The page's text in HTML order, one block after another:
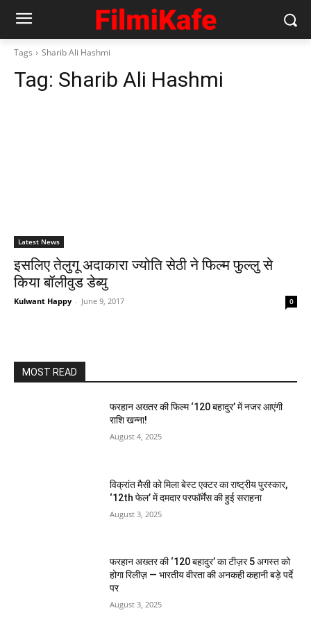
Tags Sharib Ali Hashmi
Tag: Sharib Ali Hashmi
Latest News
इसलिए तेलुगू अदाकारा ज्‍योति सेठी ने फिल्‍म फुल्‍लु से
किया बॉलीवुड डेब्‍यु
Kulwant Happy - June 9, 2017 0
MOST READ
फरहान अख्तर की फिल्म ‘120 बहादुर’ में नजर आएंगी
राशि खन्ना!
August 4, 2025
विक्रांत मैसी को मिला बेस्ट एक्टर का राष्ट्रीय पुरस्कार,
‘12th फेल’ में दमदार परफॉर्मेंस की हुई सराहना
August 3, 2025
फरहान अख्तर की ‘120 बहादुर’ का टीज़र 5 अगस्त को
होगा रिलीज़ — भारतीय वीरता की अनकही कहानी बड़े पर्दे
पर
August 3, 2025